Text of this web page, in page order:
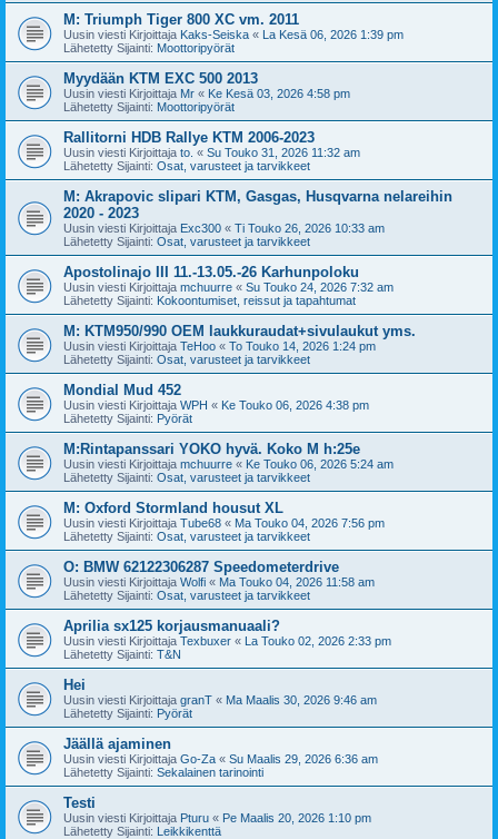
M: Triumph Tiger 800 XC vm. 2011
Uusin viesti Kirjoittaja Kaks-Seiska « La Kesä 06, 2026 1:39 pm
Lähetetty Sijainti: Moottoripyörät
Myydään KTM EXC 500 2013
Uusin viesti Kirjoittaja Mr « Ke Kesä 03, 2026 4:58 pm
Lähetetty Sijainti: Moottoripyörät
Rallitorni HDB Rallye KTM 2006-2023
Uusin viesti Kirjoittaja to. « Su Touko 31, 2026 11:32 am
Lähetetty Sijainti: Osat, varusteet ja tarvikkeet
M: Akrapovic slipari KTM, Gasgas, Husqvarna nelareihin
2020 - 2023
Uusin viesti Kirjoittaja Exc300 « Ti Touko 26, 2026 10:33 am
Lähetetty Sijainti: Osat, varusteet ja tarvikkeet
Apostolinajo III 11.-13.05.-26 Karhunpoloku
Uusin viesti Kirjoittaja mchuurre « Su Touko 24, 2026 7:32 am
Lähetetty Sijainti: Kokoontumiset, reissut ja tapahtumat
M: KTM950/990 OEM laukkuraudat+sivulaukut yms.
Uusin viesti Kirjoittaja TeHoo « To Touko 14, 2026 1:24 pm
Lähetetty Sijainti: Osat, varusteet ja tarvikkeet
Mondial Mud 452
Uusin viesti Kirjoittaja WPH « Ke Touko 06, 2026 4:38 pm
Lähetetty Sijainti: Pyörät
M:Rintapanssari YOKO hyvä. Koko M h:25e
Uusin viesti Kirjoittaja mchuurre « Ke Touko 06, 2026 5:24 am
Lähetetty Sijainti: Osat, varusteet ja tarvikkeet
M: Oxford Stormland housut XL
Uusin viesti Kirjoittaja Tube68 « Ma Touko 04, 2026 7:56 pm
Lähetetty Sijainti: Osat, varusteet ja tarvikkeet
O: BMW 62122306287 Speedometerdrive
Uusin viesti Kirjoittaja Wolfi « Ma Touko 04, 2026 11:58 am
Lähetetty Sijainti: Osat, varusteet ja tarvikkeet
Aprilia sx125 korjausmanuaali?
Uusin viesti Kirjoittaja Texbuxer « La Touko 02, 2026 2:33 pm
Lähetetty Sijainti: T&N
Hei
Uusin viesti Kirjoittaja granT « Ma Maalis 30, 2026 9:46 am
Lähetetty Sijainti: Pyörät
Jäällä ajaminen
Uusin viesti Kirjoittaja Go-Za « Su Maalis 29, 2026 6:36 am
Lähetetty Sijainti: Sekalainen tarinointi
Testi
Uusin viesti Kirjoittaja Pturu « Pe Maalis 20, 2026 1:10 pm
Lähetetty Sijainti: Leikkikenttä